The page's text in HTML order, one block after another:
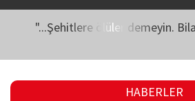
"...Şehitlere ölüler demeyin.
HABERLER